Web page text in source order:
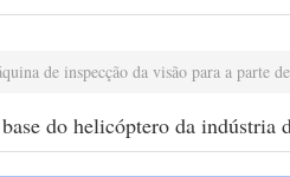
de inspecção da visão para a parte
do helicóptero da indústria